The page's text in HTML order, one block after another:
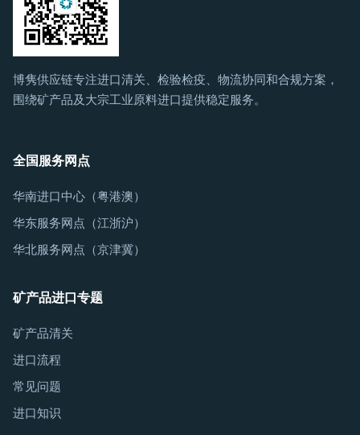
博隽供应链专注进口清关、检验检疫、物流协同和合规方案，
围绕矿产品及大宗工业原料进口提供稳定服务。
全国服务网点
华南进口中心（粤港澳）
华东服务网点（江浙沪）
华北服务网点（京津冀）
矿产品进口专题
矿产品清关
进口流程
常见问题
进口知识